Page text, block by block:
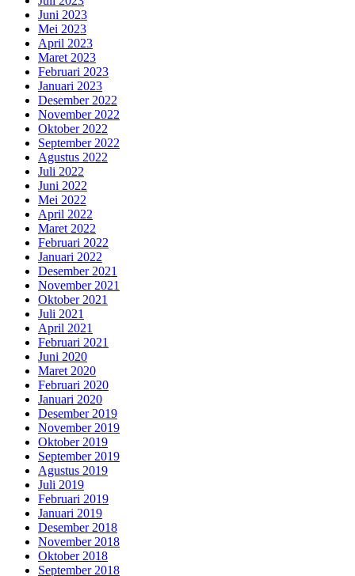
Juni 2023
Mei 2023
April 2023
Maret 2023
Februari 2023
Januari 2023
Desember 2022
November 2022
Oktober 2022
September 2022
Agustus 2022
Juli 2022
Juni 2022
Mei 2022
April 2022
Maret 2022
Februari 2022
Januari 2022
Desember 2021
November 2021
Oktober 2021
Juli 2021
April 2021
Februari 2021
Juni 2020
Maret 2020
Februari 2020
Januari 2020
Desember 2019
November 2019
Oktober 2019
September 2019
Agustus 2019
Juli 2019
Februari 2019
Januari 2019
Desember 2018
November 2018
Oktober 2018
September 2018